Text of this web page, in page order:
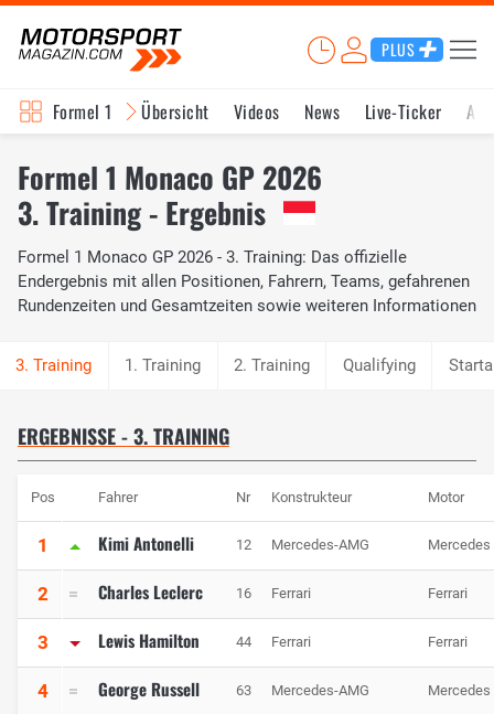
PLUS
Formel 1 Übersicht Videos News Live-Ticker
Formel 1 Monaco GP 2026
3. Training - Ergebnis
Formel 1 Monaco GP 2026 - 3. Training: Das offizielle
Endergebnis mit allen Positionen, Fahrern, Teams, gefahrenen
Rundenzeiten und Gesamtzeiten sowie weiteren Informationen
1. Training 2. Training Qualifying
ERGEBNISSE - 3. TRAINING
Pos Fahrer Nr Konstrukteur Motor
1 Kimi Antonelli 12 Mercedes-AMG Mercedes
2 Charles Leclerc 16 Ferrari Ferrari
3 Lewis Hamilton 44 Ferrari Ferrari
4 George Russell 63 Mercedes-AMG Mercedes